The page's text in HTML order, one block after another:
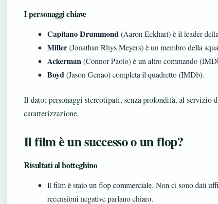
I personaggi chiave
Capitano Drummond(Aaron Eckhart) è il leader
Miller(Jonathan Rhys Meyers) è un membro della
Ackerman(Connor Paolo) è un altro commando
Boyd(Jason Genao) completa il quadretto (IMDb).
Il dato: personaggi stereotipati, senza profondità, al servizio
caratterizzazione.
Il film è un successo o un flop?
Risultati al botteghino
Il film è stato un flop commerciale. Non ci sono dati
recensioni negative parlano chiaro.